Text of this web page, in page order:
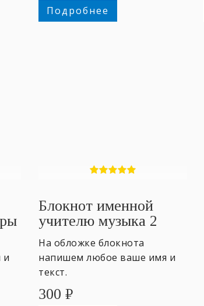
Подробнее
и
Блокнот именной
учителю музыка 2
На обложке блокнота
напишем любое ваше имя и
текст.
300 ₽